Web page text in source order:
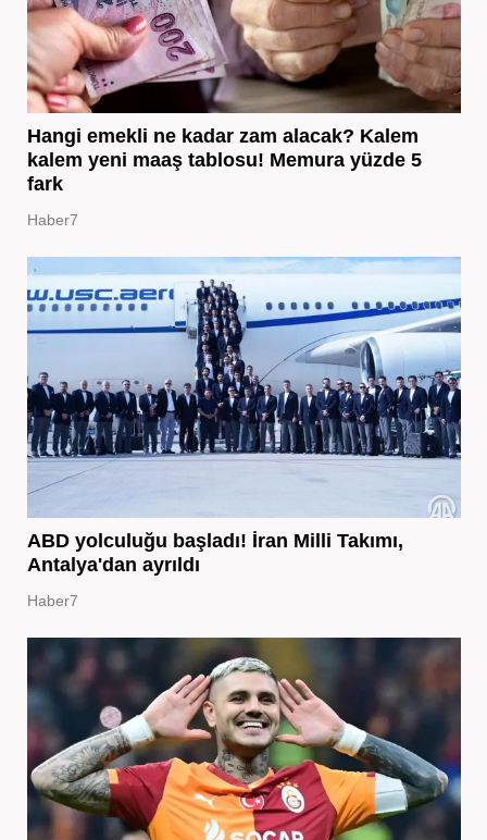
Hangi emekli ne kadar zam alacak? Kalem
kalem yeni maaş tablosu! Memura yüzde 5
fark
Haber7
ABD yolculuğu başladı! İran Milli Takımı,
Antalya'dan ayrıldı
Haber7